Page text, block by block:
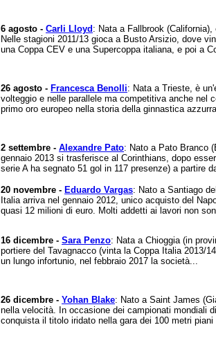
6 agosto - Carli Lloyd : Nata a Fallbrook
Nelle stagioni 2011/13 gioca a Busto Arsizio, dove
una Coppa CEV e una Supercoppa italiana, e poi a
26 agosto - Francesca Benolli: Nata a Trieste, è
volteggio e nelle parallele ma competitiva anche nel
primo oro europeo nella storia della ginnastica
2 settembre - Alexandre Pato: Nato a Pato Branco
gennaio 2013 si trasferisce al Corinthians, dopo
serie A ha segnato 51 gol in 117 presenze) a partire
20 novembre - Eduardo Vargas: Nato a Santiago
Italia arriva nel gennaio 2012, unico acquisto del
quasi 12 milioni di euro. Molti addetti ai lavori non
16 dicembre - Sara Penzo: Nata a Chioggia (in
portiere del Tavagnacco (vinta la Coppa Italia 2013/
un lungo infortunio, nel febbraio 2017 la società...
26 dicembre - Yohan Blake: Nato a Saint James
nella velocità. In occasione dei campionati mondiali
conquista il titolo iridato nella gara dei 100 metri piani